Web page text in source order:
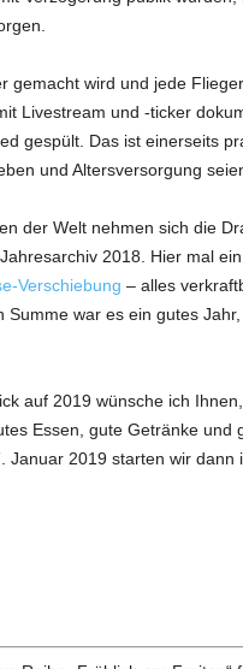
gemacht wird und jede
Livestream und -ticker
gespült. Das ist einerseits
und Altersversorgung
der Welt nehmen sich die
2018. Hier mal
Verschiebung – alles
war es ein gutes Jahr,
auf 2019 wünsche ich
Essen, gute Getränke und
2019 starten wir dann